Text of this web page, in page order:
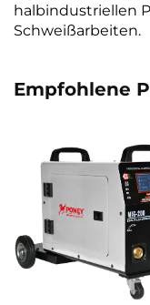
halbindustriellen
Schweißarbeiten.
Empfohlene